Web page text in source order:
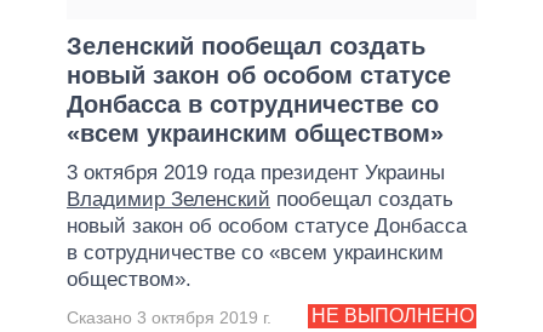
МЭРЫ
ВСЕ ПЕРСОНЫ
СРАВНЕНИЕ ПОЛИТИКОВ
Зеленский пообещал создать
новый закон об особом статусе
Донбасса в сотрудничестве со
«всем украинским обществом»
3 октября 2019 года президент Украины
Владимир Зеленский пообещал создать
новый закон об особом статусе Донбасса
в сотрудничестве со «всем украинским
обществом».
НЕ ВЫПОЛНЕНО
Сказано 3 октября 2019 г.